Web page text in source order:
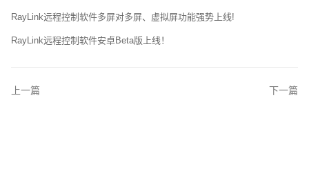
RayLink远程控制软件多屏对多屏、虚拟屏功能强势上线!
RayLink远程控制软件安卓Beta版上线！
上一篇 下一篇